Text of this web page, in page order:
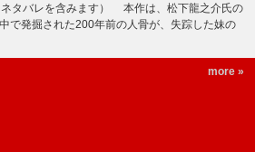
タバレを含みます） 本作は、松下龍之介氏の
で発掘された200年前の人骨が、失踪した妹の
more »